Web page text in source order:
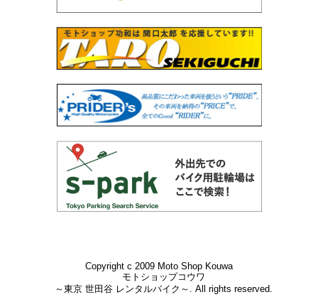
Copyright c 2009 Moto Shop Kouwa
モトショップコウワ
～東京 世田谷 レンタルバイク～. All rights reserved.